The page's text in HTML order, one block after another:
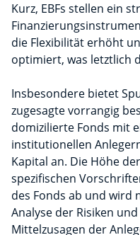
Kurz, EBFs stellen ein
die Flexibilität erhöht
optimiert, was letztlich
Insbesondere bietet
zugesagte vorrangig
domizilierte Fonds mit
institutionellen
Kapital an. Die Höhe
spezifischen
des Fonds ab und wird
Analyse der Risiken
Mittelzusagen der